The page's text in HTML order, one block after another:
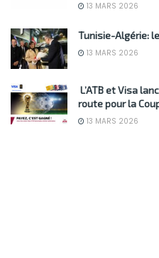
13 MARS 2026
Tunisie-Algérie:
13 MARS 2026
L’ATB et Visa
route pour la
13 MARS 2026